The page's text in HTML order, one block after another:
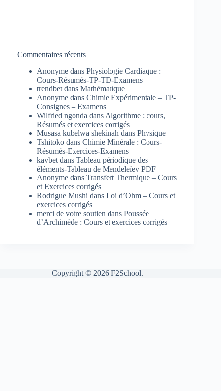
Commentaires récents
Anonyme dans Physiologie Cardiaque :
Cours-Résumés-TP-TD-Examens
trendbet dans Mathématique
Anonyme dans Chimie Expérimentale – TP-
Consignes – Examens
Wilfried ngonda dans Algorithme : cours,
Résumés et exercices corrigés
Musasa kubelwa shekinah dans Physique
Tshitoko dans Chimie Minérale : Cours-
Résumés-Exercices-Examens
kavbet dans Tableau périodique des
éléments-Tableau de Mendeleïev PDF
Anonyme dans Transfert Thermique – Cours
et Exercices corrigés
Rodrigue Mushi dans Loi d’Ohm – Cours et
exercices corrigés
merci de votre soutien dans Poussée
d’Archimède : Cours et exercices corrigés
Copyright © 2026 F2School.